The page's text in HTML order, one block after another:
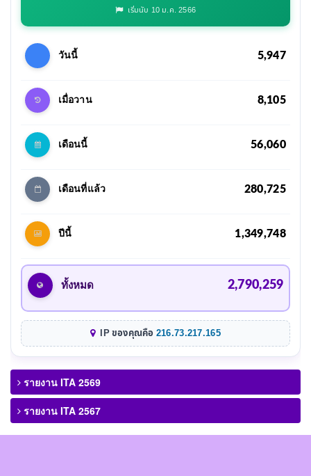
เริ่มนับ 10 ม.ค. 2566
วันนี้ 5,947
เมื่อวาน 8,105
เดือนนี้ 56,060
เดือนที่แล้ว 280,725
ปีนี้ 1,349,748
ทั้งหมด 2,790,259
IP ของคุณคือ 216.73.217.165
รายงาน ITA 2569
รายงาน ITA 2567